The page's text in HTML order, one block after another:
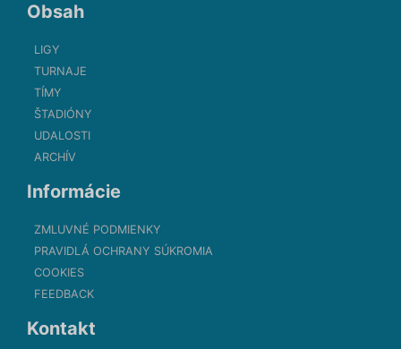
Obsah
LIGY
TURNAJE
TÍMY
ŠTADIÓNY
UDALOSTI
ARCHÍV
Informácie
ZMLUVNÉ PODMIENKY
PRAVIDLÁ OCHRANY SÚKROMIA
COOKIES
FEEDBACK
Kontakt